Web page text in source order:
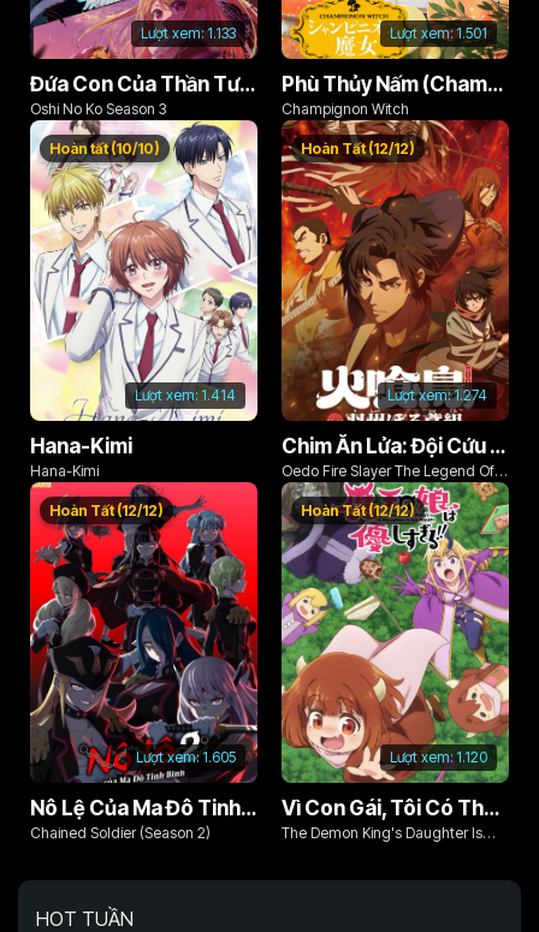
Lượt xem: 1.133
Đứa Con Của Thần Tượng (Phần 3)
Oshi No Ko Season 3
Lượt xem:1.501
Phù Thủy Nấm (Champignon no Majo)
Champignon Witch
Lượt xem: 1.414
Hoàn tất (10/10)
Hana-Kimi
Hana-Kimi
Lượt xem:1.274
Hoàn Tất (12/12)
Chim Ăn Lửa: Đội Cứu Hỏa Rách Rưới Vùng Ushu
Oedo Fire Slayer The Legend Of
Phoenix
Lượt xem:1.605
Hoàn Tất (12/12)
Nô Lệ Của Ma Đô Tinh Binh (Phần 2)
Chained Soldier (Season 2)
Lượt xem: 1.120
Hoàn Tất (12/12)
Vì Con Gái, Tôi Có Thể Đánh Bại Cả Ma Vương
The Demon King's Daughter Is
HOT TUẦN